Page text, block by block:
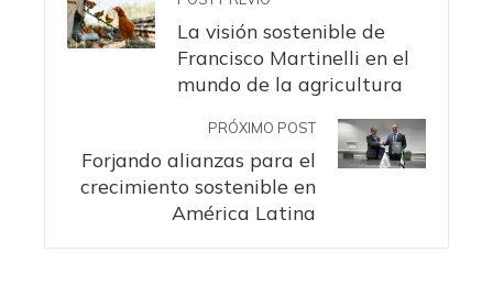
La visión sostenible de
Francisco Martinelli en el
mundo de la agricultura
PRÓXIMO POST
Forjando alianzas para el
crecimiento sostenible en
América Latina